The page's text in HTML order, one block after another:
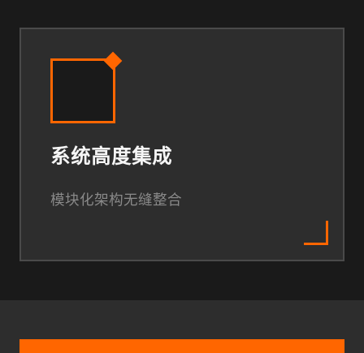
系统高度集成
模块化架构无缝整合